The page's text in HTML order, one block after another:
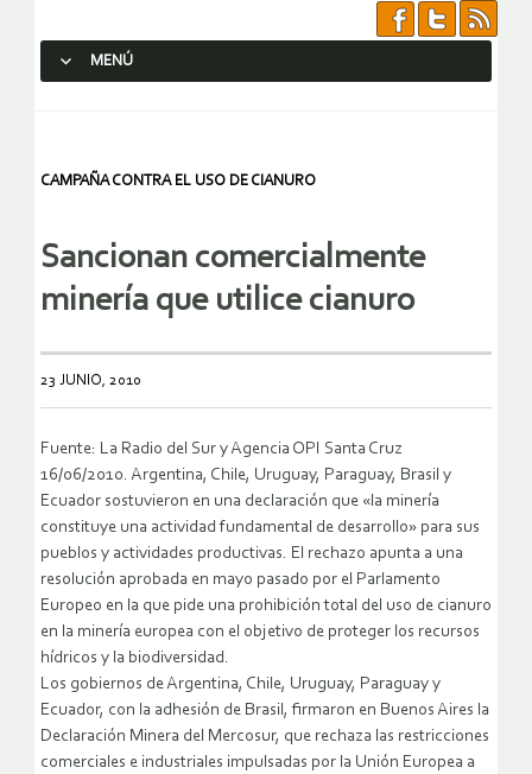
MENÚ
CAMPAÑA CONTRA EL USO DE CIANURO
Sancionan comercialmente
minería que utilice cianuro
23 JUNIO, 2010
Fuente: La Radio del Sur y Agencia OPI Santa Cruz
16/06/2010. Argentina, Chile, Uruguay, Paraguay, Brasil y
Ecuador sostuvieron en una declaración que «la minería
constituye una actividad fundamental de desarrollo» para sus
pueblos y actividades productivas. El rechazo apunta a una
resolución aprobada en mayo pasado por el Parlamento
Europeo en la que pide una prohibición total del uso de cianuro
en la minería europea con el objetivo de proteger los recursos
hídricos y la biodiversidad.
Los gobiernos de Argentina, Chile, Uruguay, Paraguay y
Ecuador, con la adhesión de Brasil, firmaron en Buenos Aires la
Declaración Minera del Mercosur, que rechaza las restricciones
comerciales e industriales impulsadas por la Unión Europea a